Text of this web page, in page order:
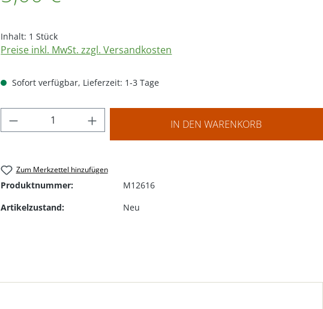
Inhalt: 1 Stück
Preise inkl. MwSt. zzgl. Versandkosten
Sofort verfügbar, Lieferzeit: 1-3 Tage
Produkt Anzahl: Gib den gewünschten Wert
IN DEN WARENKORB
Zum Merkzettel hinzufügen
Produktnummer:
M12616
Artikelzustand:
Neu